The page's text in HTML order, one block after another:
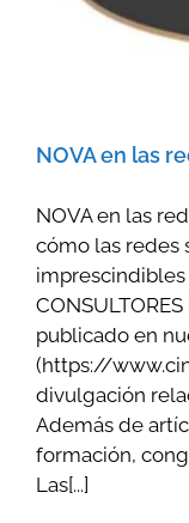
NOVA en las
NOVA en las
cómo las redes
imprescindibles
publicado en
(https://
divulgación
Además de
formación,
Las[...]